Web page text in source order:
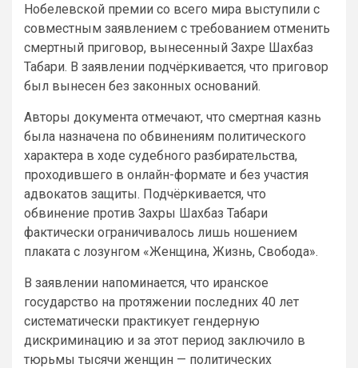
Нобелевской премии со всего мира выступили с
совместным заявлением с требованием отменить
смертный приговор, вынесенный Захре Шахбаз
Табари. В заявлении подчёркивается, что приговор
был вынесен без законных оснований.
Авторы документа отмечают, что смертная казнь
была назначена по обвинениям политического
характера в ходе судебного разбирательства,
проходившего в онлайн-формате и без участия
адвокатов защиты. Подчёркивается, что
обвинение против Захры Шахбаз Табари
фактически ограничивалось лишь ношением
плаката с лозунгом «Женщина, Жизнь, Свобода».
В заявлении напоминается, что иранское
государство на протяжении последних 40 лет
систематически практикует гендерную
дискриминацию и за этот период заключило в
тюрьмы тысячи женщин — политических